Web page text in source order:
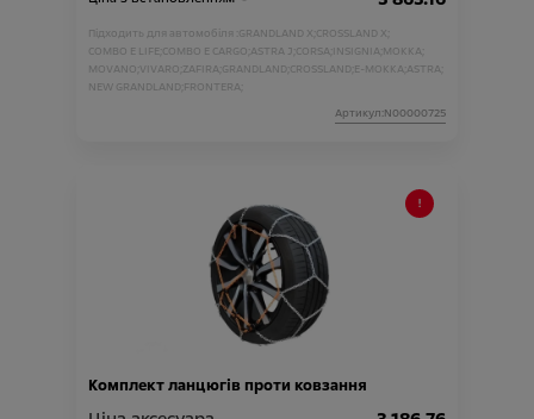
Підходить для автомобіля : GRANDLAND X; CROSSLAND X;
COMBO E LIFE; COMBO E CARGO; ASTRA J; CORSA; INSIGNIA; MOKKA;
MOVANO; VIVARO; ZAFIRA; GRANDLAND; CROSSLAND; E-MOKKA; ASTRA;
NEW GRANDLAND; FRONTERA;
Артикул:N00000725
Комплект ланцюгів проти ковзання